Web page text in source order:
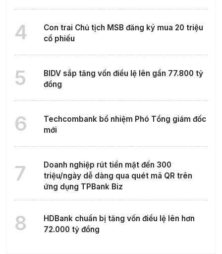
4
Con trai Chủ tịch MSB đăng ký mua 20 triệu
cổ phiếu
5
BIDV sắp tăng vốn điều lệ lên gần 77.800 tỷ
đồng
6
Techcombank bổ nhiệm Phó Tổng giám đốc
mới
7
Doanh nghiệp rút tiền mặt đến 300
triệu/ngày dễ dàng qua quét mã QR trên
ứng dụng TPBank Biz
8
HDBank chuẩn bị tăng vốn điều lệ lên hơn
72.000 tỷ đồng